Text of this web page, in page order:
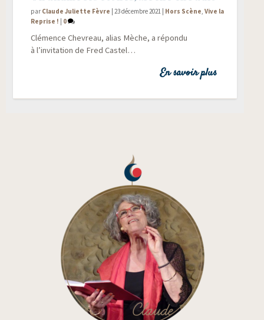
par Claude Juliette Fèvre |23 décembre 2021 | Hors Scène ,Vive la
Reprise ! | 0
Clé­mence Che­vreau, alias Mèche, a répon­du
à l’invitation de Fred Castel…
En savoir plus